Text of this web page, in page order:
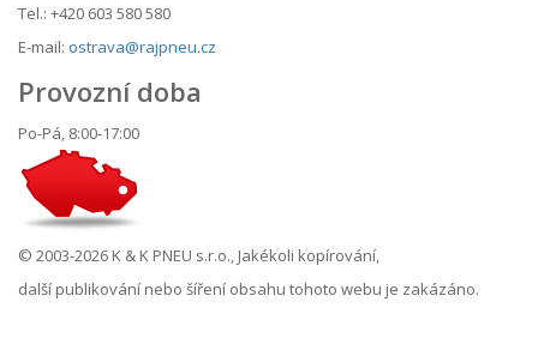
Tel.: +420 603 580 580
E-mail: ostrava@rajpneu.cz
Provozní doba
Po-Pá, 8:00-17:00
© 2003-2026 K & K PNEU s.r.o., Jakékoli kopírování,
další publikování nebo šíření obsahu tohoto webu je zakázáno.